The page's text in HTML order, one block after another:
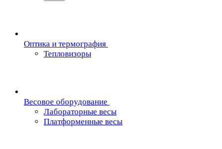
Oптика и термография
Тепловизоры
Весовое оборудование
Лабораторные весы
Платформенные весы